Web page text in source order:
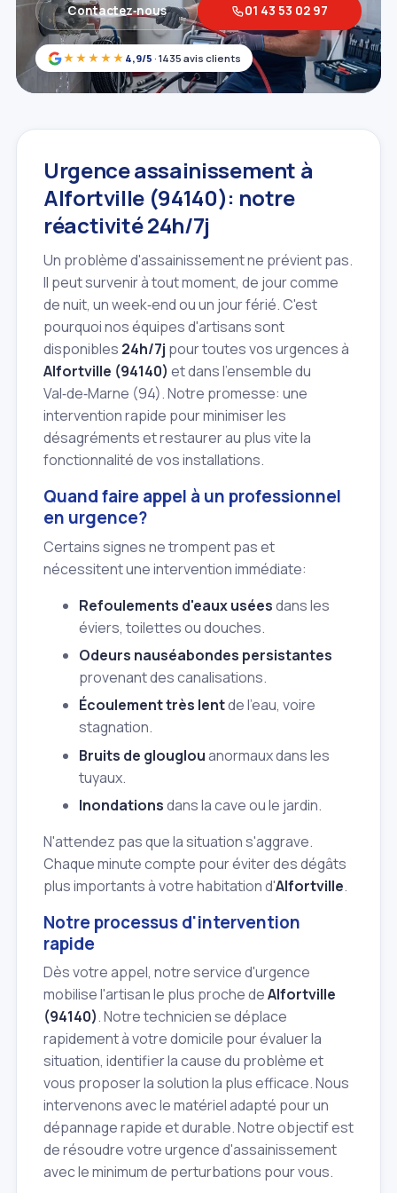
★★★★★ 4,9/5 · 1435 avis clients
Contactez‑nous 01 43 53 02 97
Urgence assainissement à
Alfortville (94140): notre
réactivité 24h/7j
Un problème d'assainissement ne prévient pas.
Il peut survenir à tout moment, de jour comme
de nuit, un week‑end ou un jour férié. C'est
pourquoi nos équipes d'artisans sont
disponibles 24h/7j pour toutes vos urgences à
Alfortville (94140) et dans l'ensemble du
Val‑de‑Marne (94). Notre promesse: une
intervention rapide pour minimiser les
désagréments et restaurer au plus vite la
fonctionnalité de vos installations.
Quand faire appel à un professionnel
en urgence?
Certains signes ne trompent pas et
nécessitent une intervention immédiate:
Refoulements d'eaux uséesdans les
éviers, toilettes ou douches.
Odeurs nauséabondes persistantes
provenant des canalisations.
Écoulement très lentde l'eau, voire
stagnation.
Bruits de glouglouanormaux dans les
tuyaux.
Inondationsdans la cave ou le jardin.
N'attendez pas que la situation s'aggrave.
Chaque minute compte pour éviter des dégâts
plus importants à votre habitation d'Alfortville.
Notre processus d'intervention
rapide
Dès votre appel, notre service d'urgence
mobilise l'artisan le plus proche deAlfortville
(94140). Notre technicien se déplace
rapidement à votre domicile pour évaluer la
situation, identifier la cause du problème et
vous proposer la solution la plus efficace. Nous
intervenons avec le matériel adapté pour un
dépannage rapide et durable. Notre objectif est
de résoudre votre urgence d'assainissement
avec le minimum de perturbations pour vous.